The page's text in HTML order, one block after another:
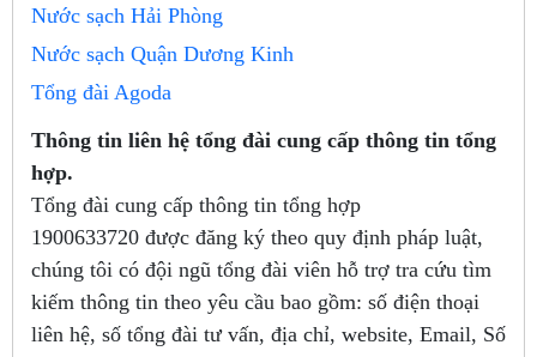
Nước sạch Hải Phòng
Nước sạch Quận Dương Kinh
Tổng đài Agoda
Thông tin liên hệ tổng đài cung cấp thông tin tổng
hợp.
Tổng đài cung cấp thông tin tổng hợp
1900633720 được đăng ký theo quy định pháp luật,
chúng tôi có đội ngũ tổng đài viên hỗ trợ tra cứu tìm
kiếm thông tin theo yêu cầu bao gồm: số điện thoại
liên hệ, số tổng đài tư vấn, địa chỉ, website, Email, Số